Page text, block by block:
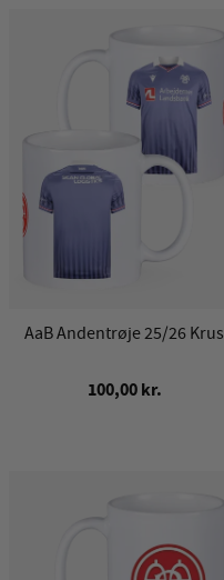
AaB Andentrøje 25/26 Krus
100,00 kr.